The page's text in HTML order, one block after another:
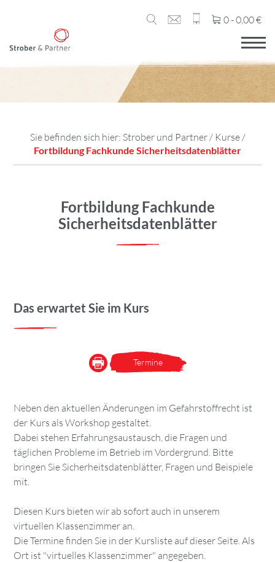
0 -0,00€
Sie befinden sich hier: Strober und Partner/ Kurse/
Fortbildung Fachkunde Sicherheitsdatenblätter
Fortbildung Fachkunde
Sicherheitsdatenblätter
Das erwartet Sie im Kurs
Termine
Neben den aktuellen Änderungen im Gefahrstoffrecht ist
der Kurs als Workshop gestaltet.
Dabei stehen Erfahrungsaustausch, die Fragen und
täglichen Probleme im Betrieb im Vordergrund. Bitte
bringen Sie Sicherheitsdatenblätter, Fragen und Beispiele
mit.
Diesen Kurs bieten wir ab sofort auch in unserem
virtuellen Klassenzimmer an.
Die Termine finden Sie in der Kursliste auf dieser Seite. Als
Ort ist "virtuelles Klassenzimmer" angegeben.